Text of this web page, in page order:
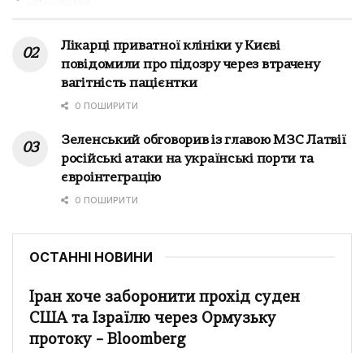
Лікарці приватної клініки у Києві
повідомили про підозру через втрачену
вагітність пацієнтки
0 ПОШИРИТИ
Зеленський обговорив із главою МЗС Латвії
російські атаки на українські порти та
євроінтеграцію
0 ПОШИРИТИ
ОСТАННІ НОВИНИ
Іран хоче заборонити прохід суден
США та Ізраїлю через Ормузьку
протоку – Bloomberg